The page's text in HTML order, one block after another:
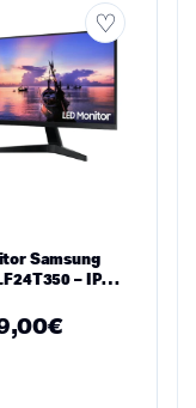
Samsung
– IPS,
€